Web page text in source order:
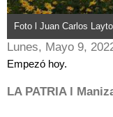
Foto l Juan Carlos
Lunes, Mayo 9,
Empezó hoy.
LA PATRIA l